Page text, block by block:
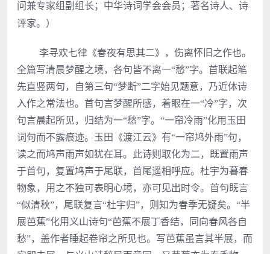
问兼专家组副组长；中华诗词学会会员；著名诗人、诗
评家。）
李寻欢七律《春夜有思其二》，伤离怀旧之作也。
全篇写清晨梦醒之境，各句皆不离一“愁”字。首联起笔
先直竖两句，自第三句“梦断”二字始见题意，乃近体诗
入作之常法也。首句言梦醒所感，着眼在一“冷”字，次
句言晨起所见，归结为一“愁”字。“一帘冷雨”化用玉田
词句而不露痕迹。玉田《渡江云》有“一帘鸠外雨”句，
读之而鸠声雨声如犹在耳。此诗则取化为二，既置雨声
于首句，复置鸠声于尾联，首尾遥相呼应。杜宇为暮春
物象，用之不独可表明心境，亦可见出时令。首句既言
“似清秋”，尾联复言“杜宇归”，则知为春季无疑矣。“半
展芭蕉”化用义山诗句“芭蕉不展丁香结，同向春风各自
愁”，盖作者睡起卷帘之所见也。写芭蕉虽言其半展，而